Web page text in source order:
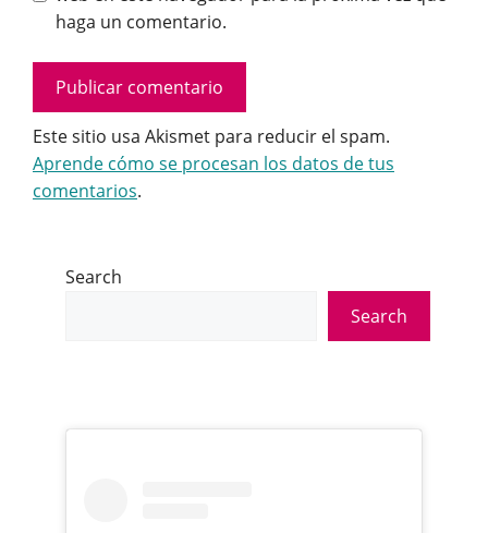
haga un comentario.
Este sitio usa Akismet para reducir el spam.
Aprende cómo se procesan los datos de tus
comentarios.
Search
Search